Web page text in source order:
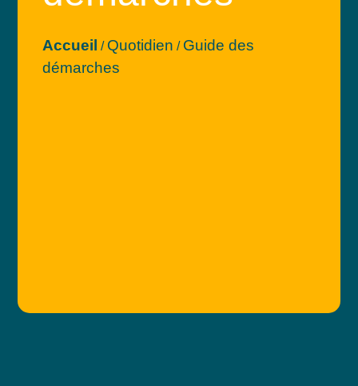
Accueil / Quotidien / Guide des
démarches